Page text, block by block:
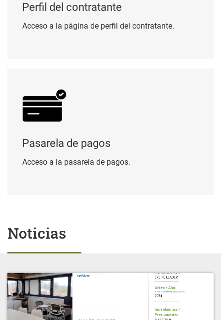
Perfil del contratante
Acceso a la página de perfil del contratante.
Pasarela de pagos
Acceso a la pasarela de pagos.
Noticias